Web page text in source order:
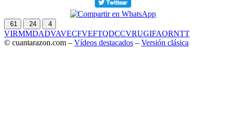
61 24 4
VIRMMDADVAVECFVEFTQDCCVRUGIFAORNTT
© cuantarazon.com – Vídeos destacados – Versión clásica